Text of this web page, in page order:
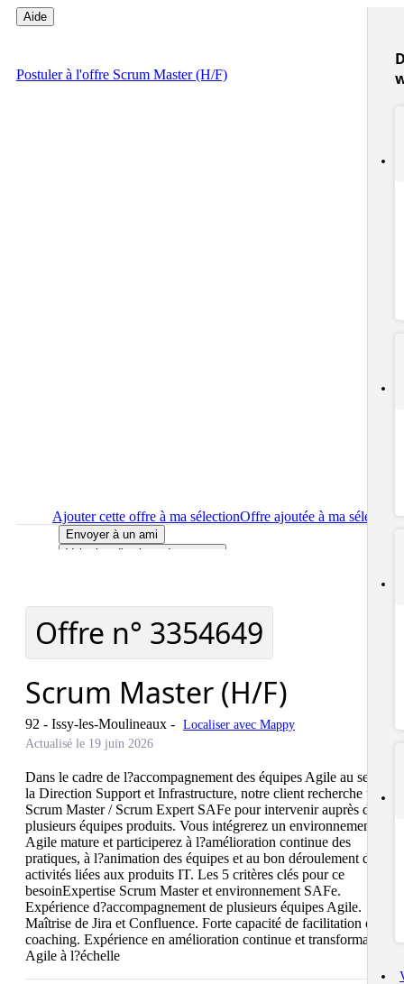
Aide
Postulerà l'offre Scrum Master (H/F)
Ajouter cette offre à ma sélectionOffre ajoutée à ma sélection
Envoyer à un ami
Voir plus d'options de partage
Offre n° 3354649
Scrum Master (H/F)
92 - Issy-les-Moulineaux - Localiser avec Mappy
Actualisé le 19 juin 2026
Dans le cadre de l?accompagnement des équipes Agile au sein de
la Direction Support et Infrastructure, notre client recherche un
Scrum Master / Scrum Expert SAFe pour intervenir auprès de
plusieurs équipes produits. Vous intégrerez un environnement
Agile mature et participerez à l?amélioration continue des
pratiques, à l?animation des équipes et au bon déroulement des
activités liées aux produits IT. Les 5 critères clés pour ce
besoinExpertise Scrum Master et environnement SAFe.
Expérience d?accompagnement de plusieurs équipes Agile.
Maîtrise de Jira et Confluence. Forte capacité de facilitation et de
coaching. Expérience en amélioration continue et transformation
Agile à l?échelle